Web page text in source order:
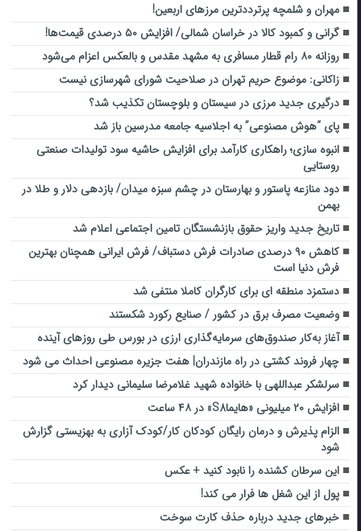
مهران و شلمچه پرترددترین مرزهای اربعین!
گرانی و کمبود کالا در خراسان شمالی/ افزایش ۵۰ درصدی قیمت‌ها!
روزانه ۸۰ رام قطار مسافری به مشهد مقدس و بالعکس اعزام‌ می‌شود
زاکانی: موضوع حریم تهران در صلاحیت شورای شهرسازی نیست
درگیری جدید مرزی در سیستان و بلوچستان تکذیب شد؟
پای “هوش مصنوعی” به اجلاسیه جامعه مدرسین باز شد
انبوه سازی؛ راهکاری کارآمد برای افزایش حاشیه سود تولیدات صنعتی
روستایی
دود منازعه پاستور و بهارستان در چشم سبزه میدان/ بازدهی دلار و طلا در
بهمن
تاریخ جدید واریز حقوق بازنشستگان تامین اجتماعی اعلام شد
کاهش ۹۰ درصدی صادرات فرش دستباف/ فرش ایرانی همچنان بهترین
فرش دنیا است
دستمزد منطقه ای برای کارگران کاملا منتفی شد
وضعیت مصرف برق در کشور / صنایع رکورد شکستند
آغاز به‌کار صندوق‌های سرمایه‌گذاری ارزی در بورس طی روزهای آینده
چهار فروند کشتی در راه مازندران| هفت جزیره مصنوعی احداث می شود
سرلشکر عبداللهی با خانواده شهید غلامرضا سلیمانی دیدار کرد
افزایش ۲۰ میلیونی «هایماS8» در ۴۸ ساعت
الزام پذیرش و درمان رایگان کودکان کار/کودک آزاری به بهزیستی گزارش
شود
این سرطان کشنده را نابود کنید + عکس
پول از این شغل ها فرار می کند!
خبرهای جدید درباره حذف کارت سوخت